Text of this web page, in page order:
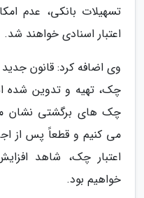
تسهیلات بانکی، عدم
اعتبار اسنادی خواهند شد.
وی اضافه کرد: قانون
چک، تهیه و تدوین شده
چک های برگشتی نشان
می کنیم و قطعاً پس از
اعتبار چک، شاهد
خواهیم بود.